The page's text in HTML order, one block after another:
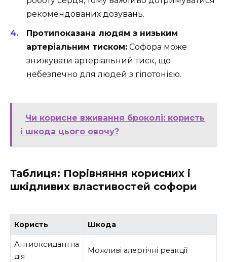
рекомендованих дозувань.
Протипоказана людям з низьким
артеріальним тиском: Софора може
знижувати артеріальний тиск, що
небезпечно для людей з гіпотонією.
Чи корисне вживання броколі: користь
і шкода цього овочу?
Таблиця: Порівняння корисних і
шкідливих властивостей софори
Користь Шкода
Антиоксидантна
дія
Можливі алергічні реакції